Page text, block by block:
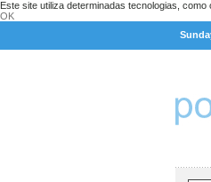
Este site utiliza determinadas tecnologias,
OK